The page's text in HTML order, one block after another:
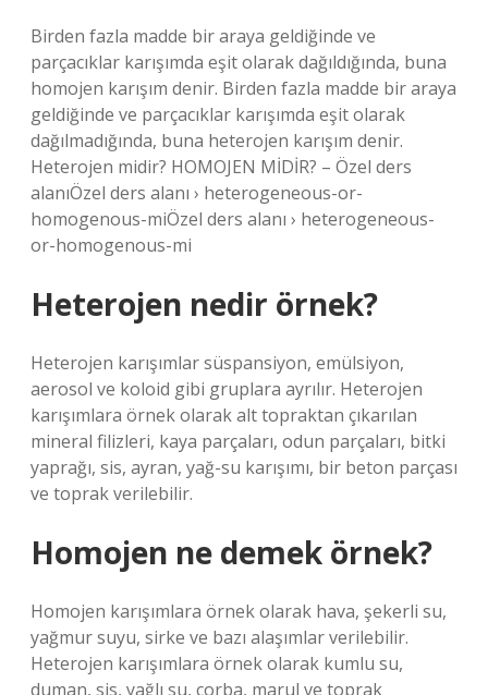
Birden fazla madde bir araya geldiğinde ve
parçacıklar karışımda eşit olarak dağıldığında, buna
homojen karışım denir. Birden fazla madde bir araya
geldiğinde ve parçacıklar karışımda eşit olarak
dağılmadığında, buna heterojen karışım denir.
Heterojen midir? HOMOJEN MİDİR? – Özel ders
alanıÖzel ders alanı › heterogeneous-or-
homogenous-miÖzel ders alanı › heterogeneous-
or-homogenous-mi
Heterojen nedir örnek?
Heterojen karışımlar süspansiyon, emülsiyon,
aerosol ve koloid gibi gruplara ayrılır. Heterojen
karışımlara örnek olarak alt topraktan çıkarılan
mineral filizleri, kaya parçaları, odun parçaları, bitki
yaprağı, sis, ayran, yağ-su karışımı, bir beton parçası
ve toprak verilebilir.
Homojen ne demek örnek?
Homojen karışımlara örnek olarak hava, şekerli su,
yağmur suyu, sirke ve bazı alaşımlar verilebilir.
Heterojen karışımlara örnek olarak kumlu su,
duman, sis, yağlı su, çorba, marul ve toprak